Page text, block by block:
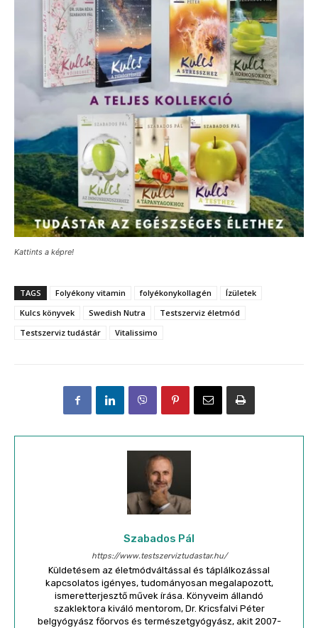
Kattints a képre!
TAGS Folyékony vitamin folyékonykollagén
Ízületek
Kulcs könyvek
Swedish Nutra
Testszerviz életmód
Testszerviz tudástár
Vitalissimo
Szabados Pál
https://www.testszerviztudastar.hu/
Küldetésem az életmódváltással és táplálkozással
kapcsolatos igényes, tudományosan megalapozott,
ismeretterjesztő művek írása. Könyveim állandó
szaklektora kiváló mentorom, Dr. Kricsfalvi Péter
belgyógyász főorvos és természetgyógyász, akit 2007-